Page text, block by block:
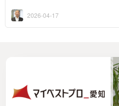
すぐに辞めてしま...
2026-04-17